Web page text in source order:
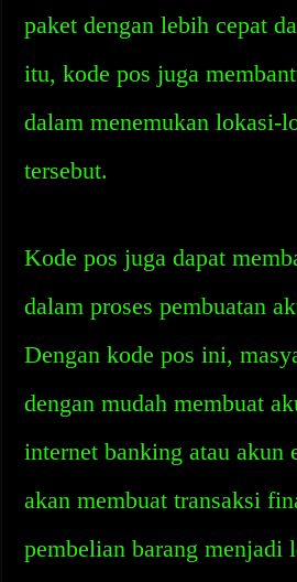
paket dengan lebih cepat
itu, kode pos juga
dalam menemukan lokasi-
tersebut.
Kode pos juga dapat
dalam proses pembuatan
Dengan kode pos ini,
dengan mudah membuat
internet banking atau akun
akan membuat transaksi
pembelian barang menjadi